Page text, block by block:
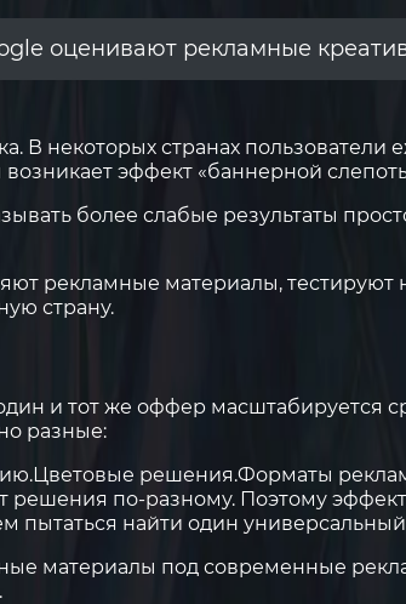
оценивают рекламные
В некоторых странах пользователи
эффект «баннерной
более слабые результаты
рекламные материалы, тестируют
страну.
и тот же оффер масштабируется
разные:
Цветовые решения.Форматы
по-разному. Поэтому
пытаться найти один
материалы под современные
.